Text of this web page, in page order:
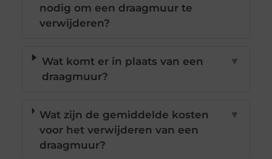
nodig om een draagmuur te
verwijderen?
Wat komt er in plaats van een
draagmuur?
▼
Wat zijn de gemiddelde kosten
voor het verwijderen van een
draagmuur?
▼